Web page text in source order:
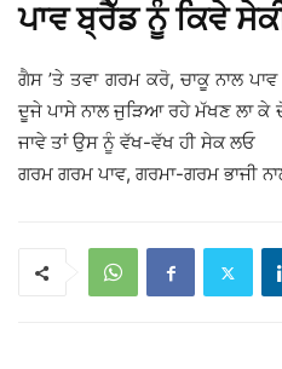
ਪਾਵ ਬ੍ਰੈੱਡ ਨੂੰ ਕਿਵੇ
ਗੈਸ ’ਤੇ ਤਵਾ ਗਰਮ ਕਰੋ, ਚਾਕੂ ਨਾਲ
ਦੂਜੇ ਪਾਸੇ ਨਾਲ ਜੁੜਿਆ ਰਹੇ ਮੱਖਣ ਲਾ
ਜਾਵੇ ਤਾਂ ਉਸ ਨੂੰ ਵੱਖ-ਵੱਖ ਹੀ ਸੇਕ ਲਓ
ਗਰਮ ਗਰਮ ਪਾਵ, ਗਰਮਾ-ਗਰਮ ਭਾਜੀ